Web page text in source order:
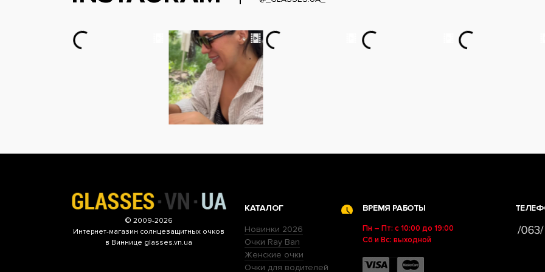
© 2009-2026
Интернет-магазин солнцезащитных очков
в Виннице glasses.vn.ua
КАТАЛОГ
Новинки 2026
Очки Ray Ban
Женские очки
Очки для водителей
ВРЕМЯ РАБОТЫ
Пн – Пт: с 10:00 до 19:00
Сб и Вс: выходной